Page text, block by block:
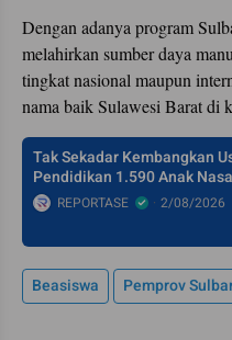
Dengan adanya program
melahirkan sumber daya
tingkat nasional maupun
nama baik Sulawesi Barat di
Tak Sekadar Kembangkan
Pendidikan 1.590 Anak
REPORTASE 2/08/2026
Beasiswa Pemprov